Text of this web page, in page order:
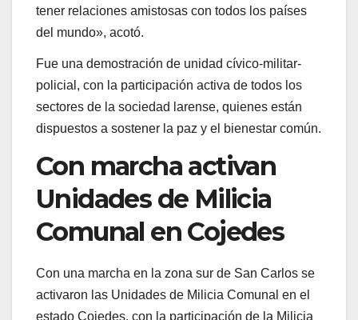
tener relaciones amistosas con todos los países
del mundo», acotó.
Fue una demostración de unidad cívico-militar-
policial, con la participación activa de todos los
sectores de la sociedad larense, quienes están
dispuestos a sostener la paz y el bienestar común.
Con marcha activan
Unidades de Milicia
Comunal en Cojedes
Con una marcha en la zona sur de San Carlos se
activaron las Unidades de Milicia Comunal en el
estado Cojedes, con la participación de la Milicia